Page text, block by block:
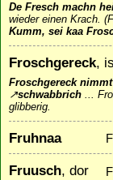
De Fresch machn
wieder einen Krach.
Kumm, sei kaa
Froschgereck, is
Froschgereck
↗schwabbrich ...
glibberig.
Fruhnaa
Fruusch, dor